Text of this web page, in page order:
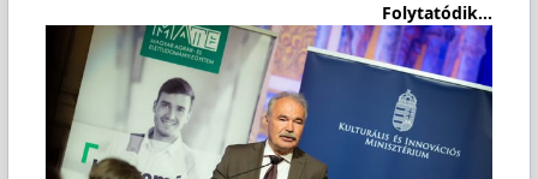
Folytatódik...